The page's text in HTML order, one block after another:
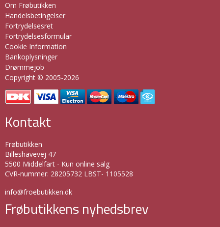
Om Frøbutikken
Handelsbetingelser
Fortrydelsesret
Fortrydelsesformular
Cookie Information
Bankoplysninger
Drømmejob
Copyright © 2005-2026
Kontakt
Frøbutikken
Billeshavevej 47
5500 Middelfart - Kun online salg
CVR-nummer: 28205732 LBST- 1105528
info@froebutikken.dk
Frøbutikkens nyhedsbrev